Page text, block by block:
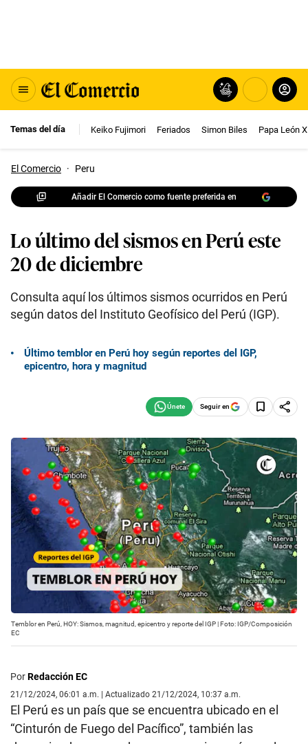
Temas del día Keiko Fujimori Feriados Simon Biles Papa León
El Comercio · Peru
Añadir El Comercio como fuente preferida en
Lo último del sismos en Perú este
20 de diciembre
Consulta aquí los últimos sismos ocurridos en Perú
según datos del Instituto Geofísico del Perú (IGP).
Último temblor en Perú hoy según reportes del IGP,
epicentro, hora y magnitud
Seguir en
Temblor en Perú, HOY: Sismos, magnitud, epicentro y reporte del IGP | Foto: IGP/Composición
EC
PorRedacción EC
21/12/2024, 06:01 a.m. | Actualizado 21/12/2024, 10:37 a.m.
El Perú es un país que se encuentra ubicado en el
“Cinturón de Fuego del Pacífico”, también las